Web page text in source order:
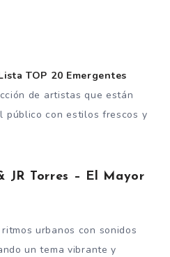
TOP 20 Emergentes
de artistas que están
público con estilos frescos y
JR Torres – El Mayor
urbanos con sonidos
un tema vibrante y